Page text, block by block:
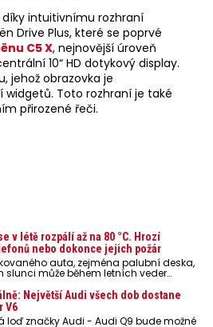
intuitivnímu rozhraní
Drive Plus, které se poprvé
C5 X, nejnovější úroveň
10“ HD dotykový display.
jehož obrazovka je
Toto rozhraní je také
přirozené řeči.
v létě rozpálí až na 80 °C. Hrozí
nebo dokonce jejich požár
auta, zejména palubní deska,
slunci může během letních veder
odložené mobilní telefony, powerbanky
Můžou urychlit stárnutí baterií,
a ve výjimečných případech i
Největší Audi všech dob dostane
V6
loď značky Audi - Audi Q9 bude možné